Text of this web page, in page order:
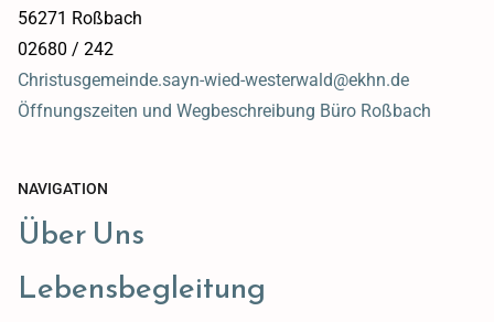
56271 Roßbach
02680 / 242
Christusgemeinde.sayn-wied-westerwald@ekhn.de
Öffnungszeiten und Wegbeschreibung Büro Roßbach
NAVIGATION
Über Uns
Lebensbegleitung